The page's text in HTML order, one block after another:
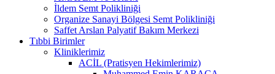
İldem Semt Polikliniği
Organize Sanayi Bölgesi Semt Polikliniği
Saffet Arslan Palyatif Bakım Merkezi
Tıbbi Birimler
Kliniklerimiz
ACİL (Pratisyen Hekimlerimiz)